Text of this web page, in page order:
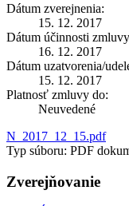
Dátum zverejnenia:
15. 12. 2017
Dátum účinnosti
16. 12. 2017
Dátum uzatvorenia/
15. 12. 2017
Platnosť zmluvy do:
Neuvedené
N_2017_12_15.pdf
Typ súboru: PDF
Zverejňovanie